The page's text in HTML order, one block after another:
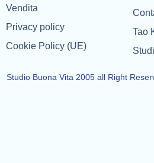
Vendita
Privacy policy
Cookie Policy (UE)
Tao
Studio Buona Vita 2005 all Right